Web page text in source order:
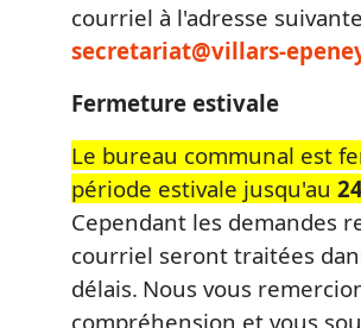
courriel à l'adresse
secretariat@villars-
Fermeture estivale
Le bureau communal est
période estivale jusqu'au
Cependant les demandes
courriel seront traitées
délais. Nous vous
compréhension et vous